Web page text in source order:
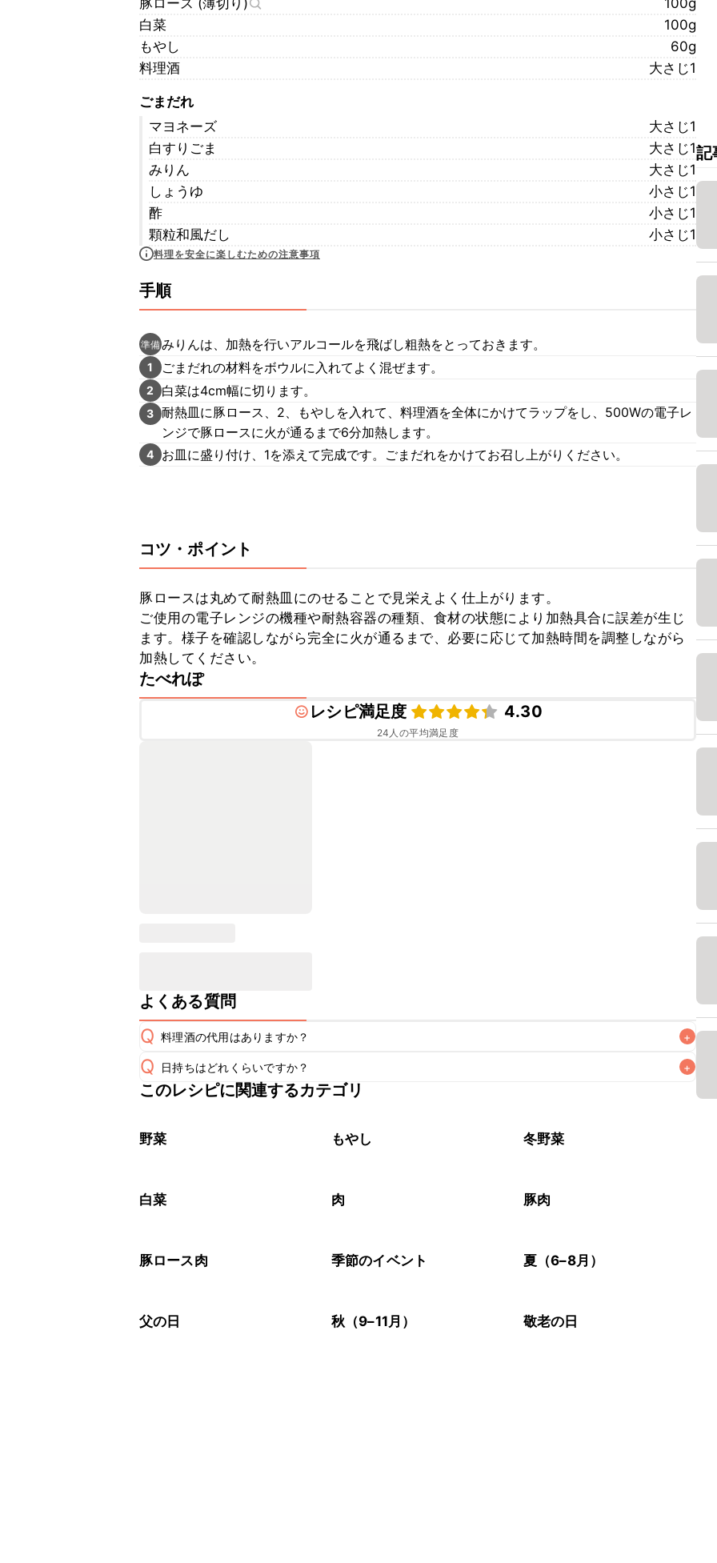
豚ロース (薄切り)
100g
白菜
100g
もやし
60g
料理酒
大さじ1
ごまだれ
マヨネーズ
大さじ1
白すりごま
大さじ1
みりん
大さじ1
しょうゆ
小さじ1
酢
小さじ1
顆粒和風だし
小さじ1
料理を安全に楽しむための注意事項
手順
準備みりんは、加熱を行いアルコールを飛ばし粗熱をとっておきます。
1 ごまだれの材料をボウルに入れてよく混ぜます。
2 白菜は4cm幅に切ります。
3 耐熱皿に豚ロース、2、もやしを入れて、料理酒を全体にかけてラップをし、500Wの電子レ
ンジで豚ロースに火が通るまで6分加熱します。
4 お皿に盛り付け、1を添えて完成です。ごまだれをかけてお召し上がりください。
コツ・ポイント
豚ロースは丸めて耐熱皿にのせることで見栄えよく仕上がります。
ご使用の電子レンジの機種や耐熱容器の種類、食材の状態により加熱具合に誤差が生じ
ます。様子を確認しながら完全に火が通るまで、必要に応じて加熱時間を調整しながら
加熱してください。
たべれぽ
レシピ満足度
4.30
24 人の平均満足度
よくある質問
Q 料理酒の代用はありますか？ +
A
Q 日持ちはどれくらいですか？ +
保存期間は冷蔵で翌日中が目安です。なるべくお早めにお召し上がりください。
※日持ちは目安です。
このレシピに関連するカテゴリ
野菜 もやし 冬野菜
白菜 肉 豚肉
豚ロース肉 季節のイベント 夏（6–8月）
父の日 秋（9–11月） 敬老の日
記